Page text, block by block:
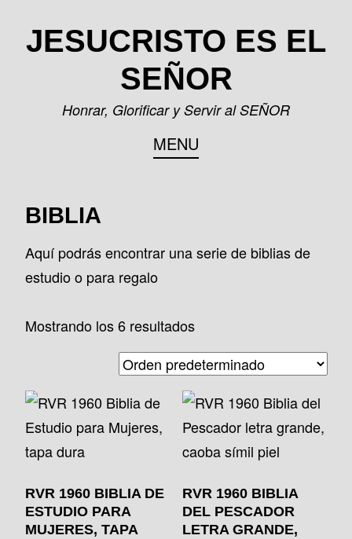
JESUCRISTO ES EL
SEÑOR
Honrar, Glorificar y Servir al SEÑOR
MENU
BIBLIA
Aquí podrás encontrar una serie de biblias de
estudio o para regalo
Mostrando los 6 resultados
RVR 1960 BIBLIA DE
ESTUDIO PARA
MUJERES, TAPA
RVR 1960 BIBLIA
DEL PESCADOR
LETRA GRANDE,